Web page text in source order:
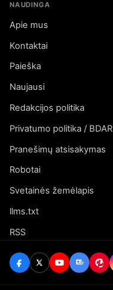
NAUDINGA
Apie mus
Kontaktai
Paieška
Naujausi
Redakcijos politika
Privatumo politika / BDAR
Pranešimų atsisakymas
Robotai
Svetainės žemėlapis
llms.txt
RSS